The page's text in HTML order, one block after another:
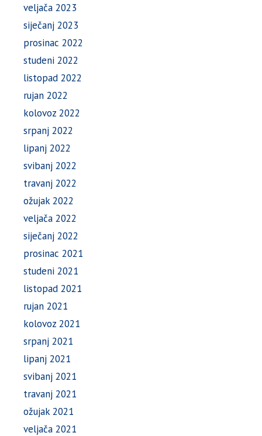
veljača 2023
siječanj 2023
prosinac 2022
studeni 2022
listopad 2022
rujan 2022
kolovoz 2022
srpanj 2022
lipanj 2022
svibanj 2022
travanj 2022
ožujak 2022
veljača 2022
siječanj 2022
prosinac 2021
studeni 2021
listopad 2021
rujan 2021
kolovoz 2021
srpanj 2021
lipanj 2021
svibanj 2021
travanj 2021
ožujak 2021
veljača 2021